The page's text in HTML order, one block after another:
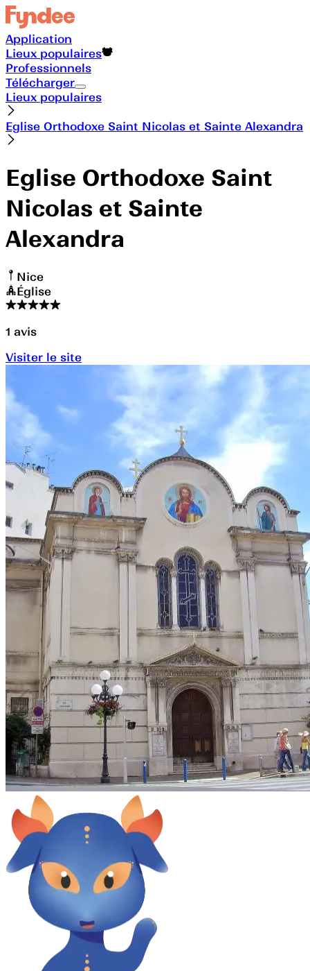
Application
Lieux populaires
Professionnels
Télécharger
Lieux populaires
Eglise Orthodoxe Saint Nicolas et Sainte Alexandra
Eglise Orthodoxe Saint
Nicolas et Sainte
Alexandra
Nice
Église
1 avis
Visiter le site